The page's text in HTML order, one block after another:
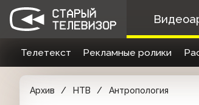
Телетекст Рекламные ролики
Архив НТВ Антропология